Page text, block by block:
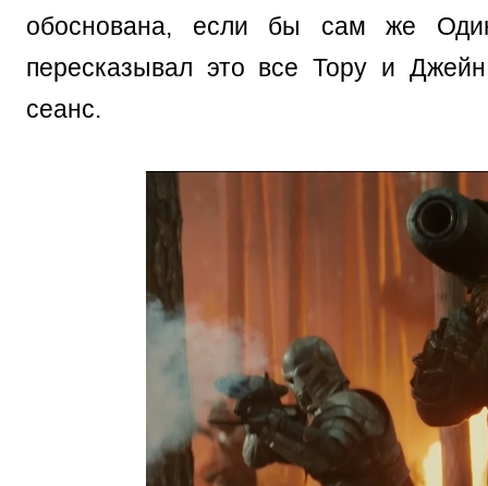
обоснована, если бы сам же
пересказывал это все Тору и
сеанс.